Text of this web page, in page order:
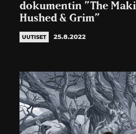
dokumentin ”The
Hushed & Grim”
UUTISET 25.8.2022